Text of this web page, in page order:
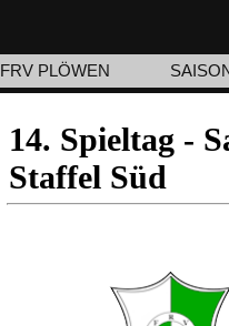
FRV PLÖWEN
14. Spieltag -
Staffel Süd